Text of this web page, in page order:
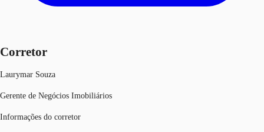
Corretor
Laurymar Souza
Gerente de Negócios Imobiliários
Informações do corretor